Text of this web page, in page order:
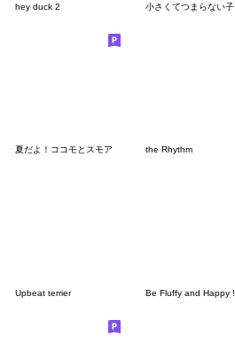
hey duck 2 小さくてつまらない子
夏だよ！ココモとスモア the Rhythm
Upbeat terrier Be Fluffy and Happy !